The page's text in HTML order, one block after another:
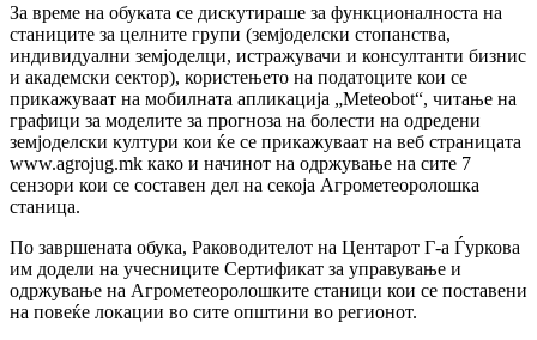
За време на обуката се дискутираше за функционалноста на
станиците за целните групи (земјоделски стопанства,
индивидуални земјоделци, истражувачи и консултанти бизнис
и академски сектор), користењето на податоците кои се
прикажуваат на мобилната апликација „Meteobot“, читање на
графици за моделите за прогноза на болести на одредени
земјоделски култури кои ќе се прикажуваат на веб страницата
www.agrojug.mk како и начинот на одржување на сите 7
сензори кои се составен дел на секоја Агрометеоролошка
станица.
По завршената обука, Раководителот на Центарот Г-а Ѓуркова
им додели на учесниците Сертификат за управување и
одржување на Агрометеоролошките станици кои се поставени
на повеќе локации во сите општини во регионот.